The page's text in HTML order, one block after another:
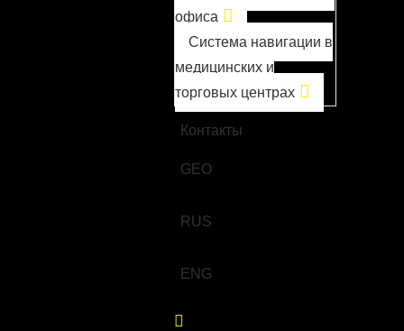
офиса
Система навигации в
медицинских и
торговых центрах
О компании
Контакты
GEO
RUS
ENG